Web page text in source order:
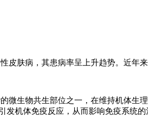
皮肤病，其患病率呈上升趋势。近年
微生物共生部位之一，在维持机体生
发机体免疫反应，从而影响免疫系统的